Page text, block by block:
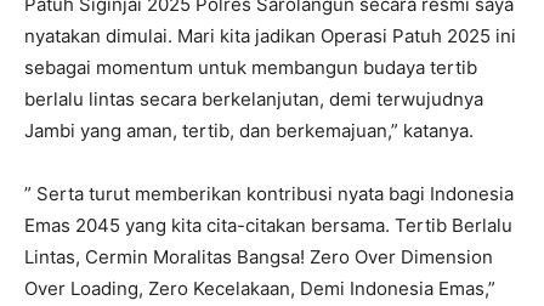
nyatakan dimulai. Mari kita jadikan Operasi Patuh 2025 ini
sebagai momentum untuk membangun budaya tertib
berlalu lintas secara berkelanjutan, demi terwujudnya
Jambi yang aman, tertib, dan berkemajuan,” katanya.
” Serta turut memberikan kontribusi nyata bagi Indonesia
Emas 2045 yang kita cita-citakan bersama. Tertib Berlalu
Lintas, Cermin Moralitas Bangsa! Zero Over Dimension
Over Loading, Zero Kecelakaan, Demi Indonesia Emas,”